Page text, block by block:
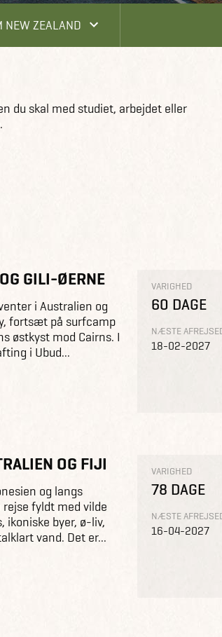
NEW ZEALAND
du skal med studiet, arbejdet eller
GILI-ØERNE
i Australien og
fortsæt på surfcamp
østkyst mod Cairns. I
i Ubud...
VARIGHED
60 DAGE
NÆSTE
18-02-2027
OG FIJI
og langs
fyldt med vilde
ikoniske byer, ø-liv,
vand. Det er...
VARIGHED
78 DAGE
NÆSTE
16-04-2027